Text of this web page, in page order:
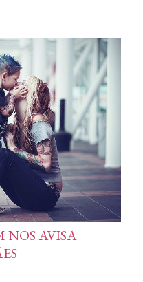
NOS AVISA